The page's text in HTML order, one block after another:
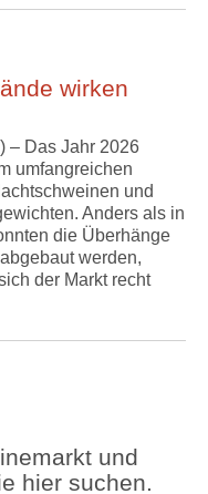
wirken
– Das Jahr 2026
umfangreichen
und
Anders als in
die Überhänge
werden,
der Markt recht
und
hier suchen.